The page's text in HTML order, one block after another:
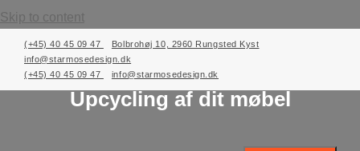
Skip to content
(+45) 40 45 09 47
Bolbrohøj 10, 2960 Rungsted Kyst
info@starmosedesign.dk
(+45) 40 45 09 47
info@starmosedesign.dk
STÆRMOSE DESIGN
Upcycling af dit møbel